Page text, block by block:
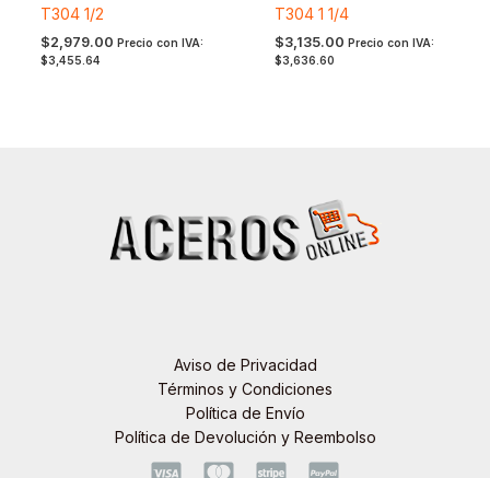
T304 1/2
$2,979.00 Precio con IVA:
$3,455.64
T304 1 1/4
$3,135.00 Precio con IVA:
$3,636.60
Aviso de Privacidad
Términos y Condiciones
Política de Envío
Política de Devolución y Reembolso